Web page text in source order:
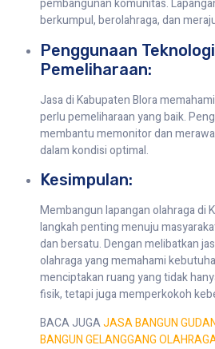
pembangunan komunitas.
berkumpul, berolahraga, dan
Penggunaan
Pemeliharaan:
Jasa di Kabupaten Blora
perlu pemeliharaan yang baik.
membantu memonitor dan
dalam kondisi optimal.
Kesimpulan:
Membangun lapangan olahraga di
langkah penting menuju
dan bersatu. Dengan melibatkan
olahraga yang memahami
menciptakan ruang yang tidak
fisik, tetapi juga memperkokoh
BACA JUGAJASA BANGUN
BANGUN GELANGGANG